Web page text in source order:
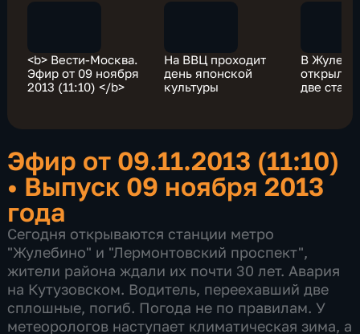
<b> Вести-Москва.
Эфир от 09 ноября
2013 (11:10) </b>
На ВВЦ проходит
день японской
культуры
В
две
Эфир от 09.11.2013 (11:10)
• Выпуск 09 ноября 2013
года
Сегодня открываются станции метро
"Жулебино" и "Лермонтовский проспект",
жители района ждали их почти 30 лет. Авария
на Кутузовском. Водитель, переехавший две
сплошные, погиб. Погода не по правилам. У
метеорологов наступает климатическая зима, а